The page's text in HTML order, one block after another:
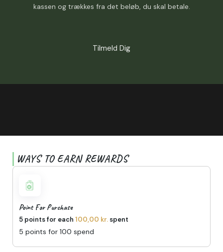
kassen og trækkes fra det beløb, du skal betale.
Tilmeld Dig
WAYS TO EARN REWARDS
Point For Purchase
5 points for each 100,00 kr. spent
5 points for 100 spend